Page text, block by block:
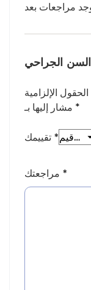
الحقول الإلزامية
*
*
*